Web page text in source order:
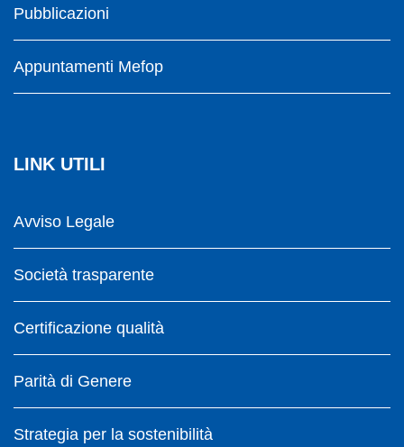
Pubblicazioni
Appuntamenti Mefop
LINK UTILI
Avviso Legale
Società trasparente
Certificazione qualità
Parità di Genere
Strategia per la sostenibilità